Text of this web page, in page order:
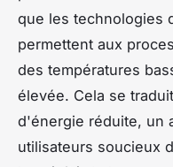
que les technologies
permettent aux
des températures
élevée. Cela se
d'énergie réduite, un
utilisateurs soucieux